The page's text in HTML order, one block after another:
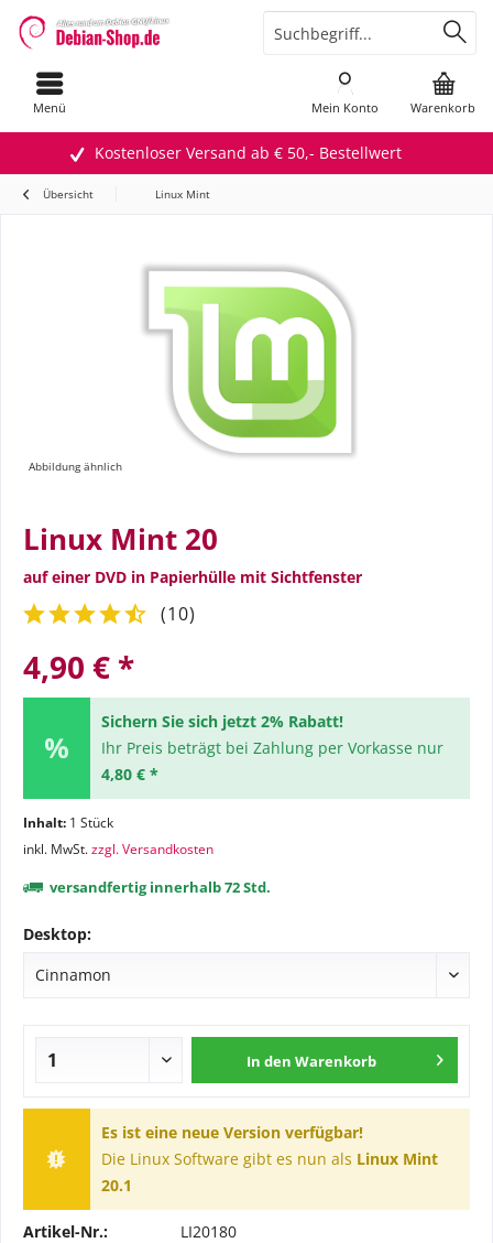
Kostenloser Versand ab € 50,- Bestellwert
Menü Warenkorb
Mein Konto
Übersicht Linux Mint
Abbildung ähnlich
Linux Mint 20
auf einer DVD in Papierhülle mit Sichtfenster
(10)
4,90 € *
Sichern Sie sich jetzt 2% Rabatt!
Ihr Preis beträgt bei Zahlung per Vorkasse nur
4,80 € *
Inhalt: 1 Stück
inkl. MwSt.zzgl. Versandkosten
versandfertig innerhalb 72 Std.
Desktop:
In den Warenkorb
Es ist eine neue Version verfügbar!
Die Linux Software gibt es nun als Linux Mint
20.1
Artikel-Nr.: LI20180